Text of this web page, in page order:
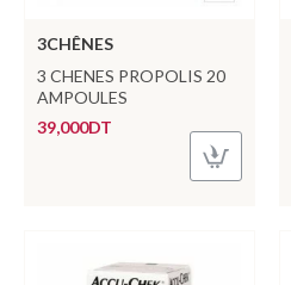
3CHÊNES
3 CHENES PROPOLIS 20
AMPOULES
39,000DT